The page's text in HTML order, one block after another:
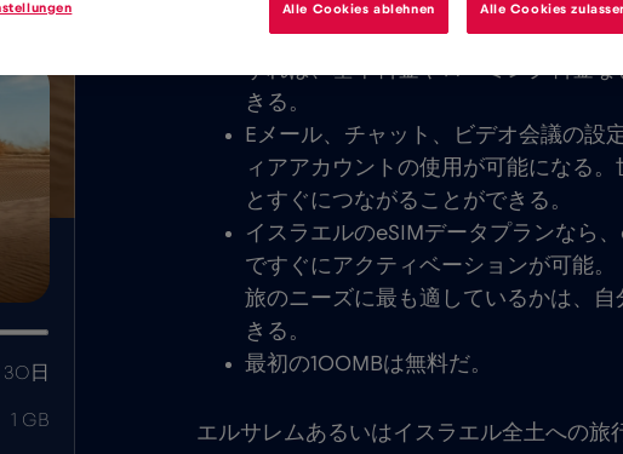
30日
1 GB
基本料金は一切かからない。eSIMカ
すれば、基本料金やローミング料金
きる。
Eメール、チャット、ビデオ会議の設
ィアアカウントの使用が可能になる。
とすぐにつながることができる。
イスラエルのeSIMデータプランなら
ですぐにアクティベーションが可能
旅のニーズに最も適しているかは、
きる。
最初の100MBは無料だ。
エルサレムあるいはイスラエル全土への旅
Alle Cookies ablehnen Alle Cookies